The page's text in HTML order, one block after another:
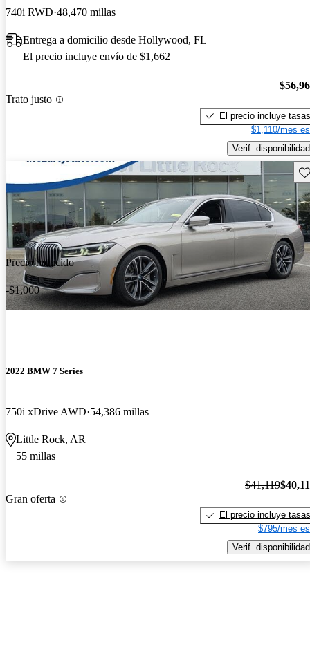
740i RWD 48,470 millas
Entrega a domicilio desde Hollywood, FL
El precio incluye envío de $1,662
Trato justo
El precio incluye tasas
$1,110/mes
Verif. disponibilidad
Precio reducido
-$1,000
2022 BMW 7 Series
750i xDrive AWD 54,386 millas
Little Rock, AR
55 millas
Gran oferta
$41,119
El precio incluye tasas
$795/mes
Verif. disponibilidad